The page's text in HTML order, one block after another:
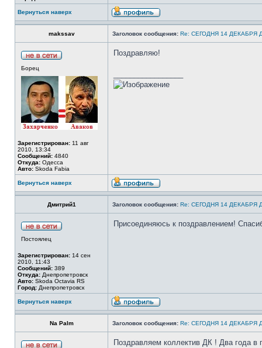
Вернуться наверх
makssav Заголовок сообщения: Re: СЕГОДНЯ 14
Борец
Зарегистрирован: 11 авг
2010, 13:34
Сообщений: 4840
Откуда: Одесса
Авто: Skoda Fabia
Поздравляю!
Вернуться наверх
Дмитрий1 Заголовок сообщения: Re: СЕГОДНЯ 14
Постоялец
Зарегистрирован: 14 сен
2010, 11:43
Сообщений: 389
Откуда: Днепропетровск
Авто: Skoda Octavia RS
Город: Днепропетровск
Присоединяюсь к поздравлением!
Вернуться наверх
Na Palm Заголовок сообщения: Re: СЕГОДНЯ 14
Поздравляем коллектив ДК ! Два года в